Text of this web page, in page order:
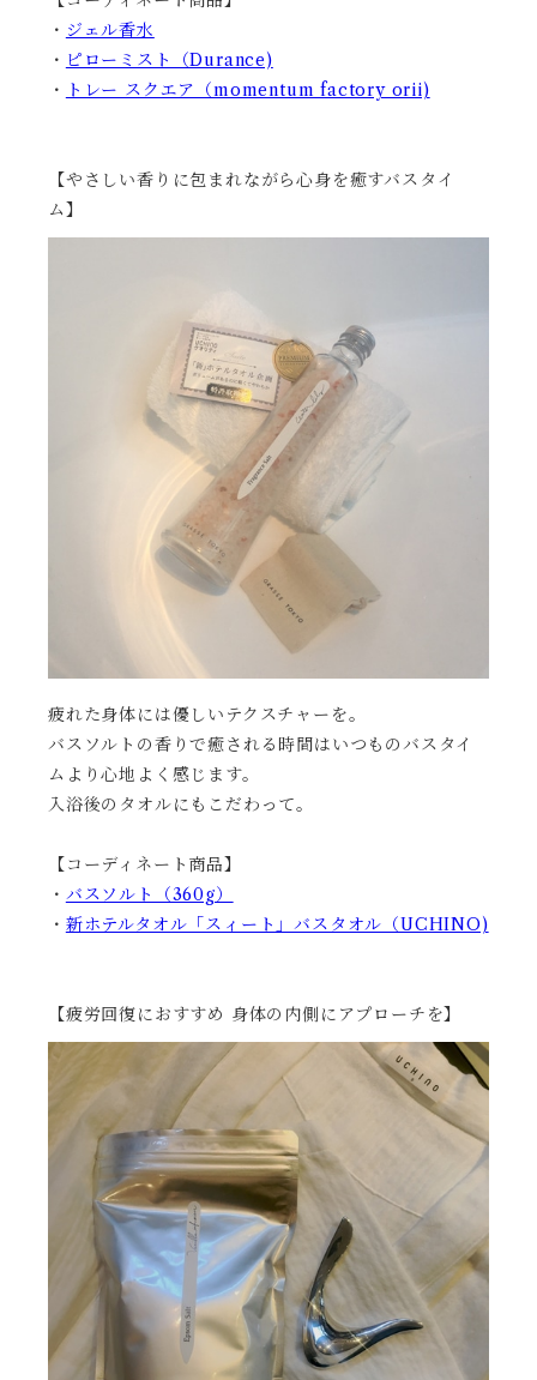
・ ジェル香水
・ ピローミスト（Durance)
・ トレー スクエア（momentum factory orii)
【やさしい香りに包まれながら心身を癒すバスタイ
ム】
疲れた身体には優しいテクスチャーを。
バスソルトの香りで癒される時間はいつものバスタイ
ムより心地よく感じます。
入浴後のタオルにもこだわって。
【コーディネート商品】
・ バスソルト（360g）
・ 新ホテルタオル「スィート」バスタオル（UCHINO)
【疲労回復におすすめ 身体の内側にアプローチを】